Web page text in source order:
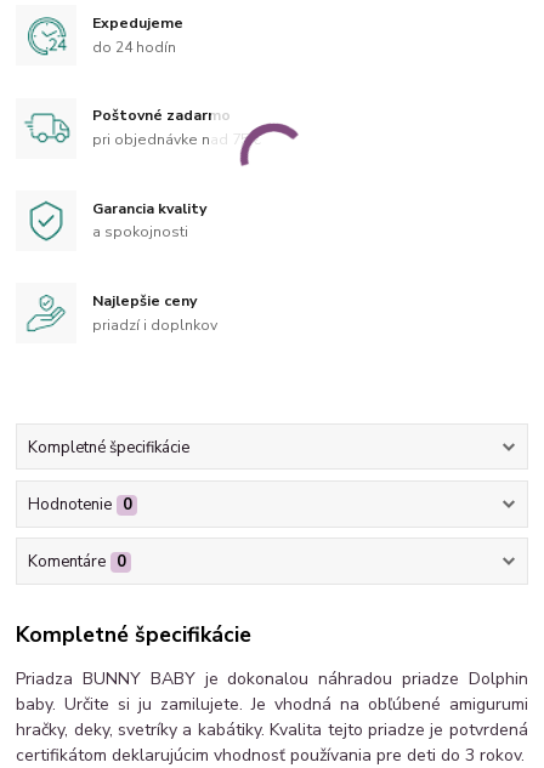
Expedujeme
do 24 hodín
Poštovné zadarmo
pri objednávke nad 75 €
Garancia kvality
a spokojnosti
Najlepšie ceny
priadzí i doplnkov
Kompletné špecifikácie
Hodnotenie 0
Komentáre 0
Kompletné špecifikácie
Priadza BUNNY BABY je dokonalou náhradou priadze Dolphin
baby. Určite si ju zamilujete. Je vhodná na obľúbené amigurumi
hračky, deky, svetríky a kabátiky. Kvalita tejto priadze je potvrdená
certifikátom deklarujúcim vhodnosť používania pre deti do 3 rokov.